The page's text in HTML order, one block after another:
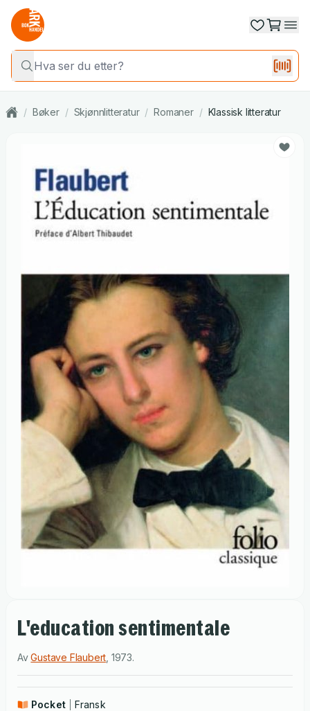
/ Bøker / Skjønnlitteratur / Romaner / Klassisk litteratur
L'education sentimentale
AvGustave Flaubert 1973.
Pocket Fransk